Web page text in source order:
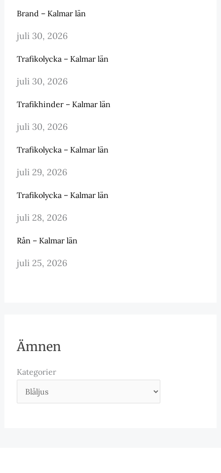
Brand – Kalmar län
juli 30, 2026
Trafikolycka – Kalmar län
juli 30, 2026
Trafikhinder – Kalmar län
juli 30, 2026
Trafikolycka – Kalmar län
juli 29, 2026
Trafikolycka – Kalmar län
juli 28, 2026
Rån – Kalmar län
juli 25, 2026
Ämnen
Kategorier